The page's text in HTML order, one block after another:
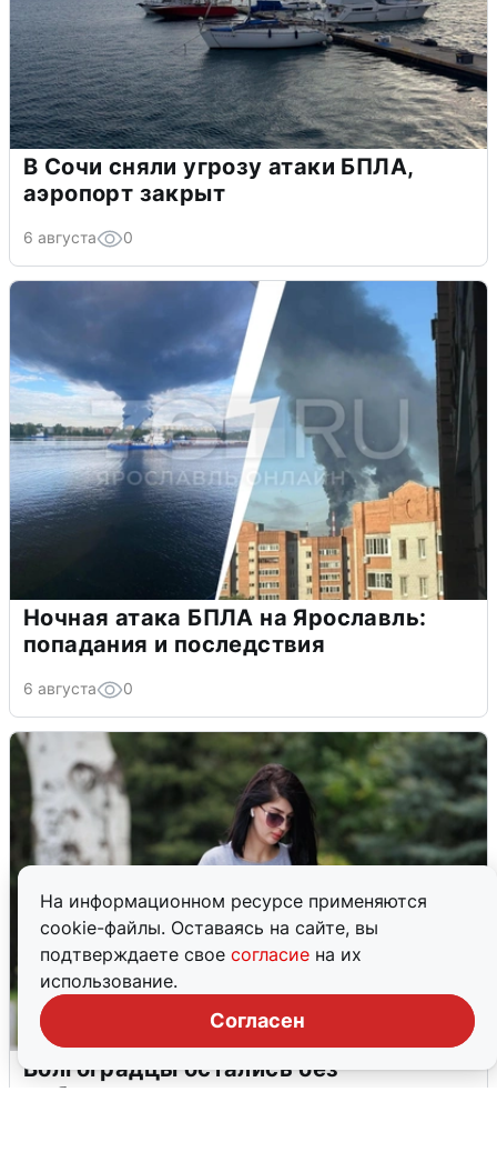
На информационном ресурсе применяются
cookie-файлы. Оставаясь на сайте, вы
подтверждаете свое согласие на их
использование.
Согласен
В Сочи сняли угрозу атаки БПЛА,
аэропорт закрыт
6 августа 0
Ночная атака БПЛА на Ярославль:
попадания и последствия
6 августа 0
Волгоградцы остались без
мобильного интернета